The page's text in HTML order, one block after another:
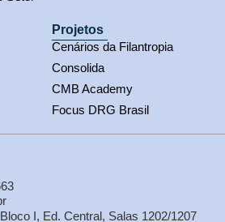
Projetos
Cenários da Filantropia
Consolida
CMB Academy
Focus DRG Brasil
I, Ed. Central, Salas 1202/1207